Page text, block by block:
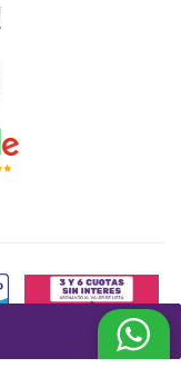
FoxTienda